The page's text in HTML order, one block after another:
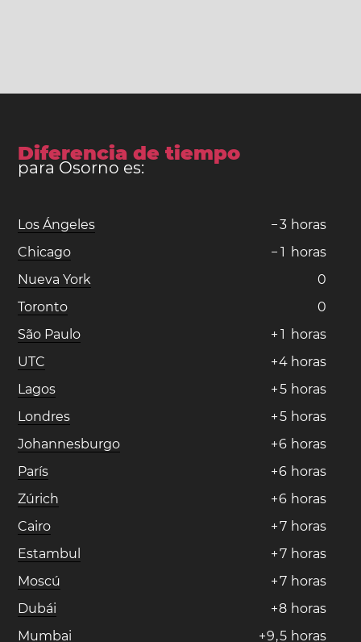
Diferencia de tiempo
para Osorno es:
Los Ángeles −3 horas
Chicago
− 1 horas
Nueva York
0
Toronto
0
São Paulo
+ 1 horas
UTC
+4 horas
Lagos
+5 horas
Londres
+5 horas
Johannesburgo
+6 horas
París
+6 horas
Zúrich
+6 horas
Cairo
+7 horas
Estambul
+7 horas
Moscú
+7 horas
Dubái
+8 horas
Mumbai
+9,5 horas